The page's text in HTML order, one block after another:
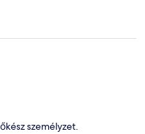
személyzet.